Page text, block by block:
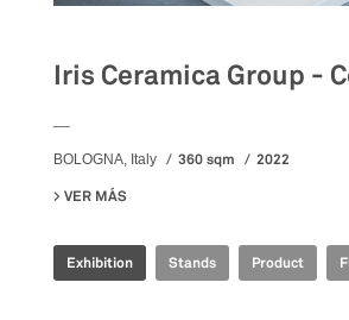
Iris Ceramica Group -
BOLOGNA, Italy 360 sqm
2022
VER MÁS
Exhibition Stands Product